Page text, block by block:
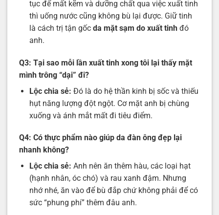
tục để mất kẽm và dưỡng chất qua việc xuất tinh
thì uống nước cũng không bù lại được. Giữ tinh
là cách trị tận gốc da mặt sạm do xuất tinhđó
anh.
Q3: Tại sao mỗi lần xuất tinh xong tôi lại thấy mặt
mình trông “dại” đi?
Lộc chia sẻ: Đó là do hệ thần kinh bị sốc và thiếu
hụt năng lượng đột ngột. Cơ mặt anh bị chùng
xuống và ánh mắt mất đi tiêu điểm.
Q4: Có thực phẩm nào giúp da đàn ông đẹp lại
nhanh không?
Lộc chia sẻ: Anh nên ăn thêm hàu, các loại hạt
(hạnh nhân, óc chó) và rau xanh đậm. Nhưng
nhớ nhé, ăn vào để bù đắp chứ không phải để có
sức “phung phí” thêm đâu anh.